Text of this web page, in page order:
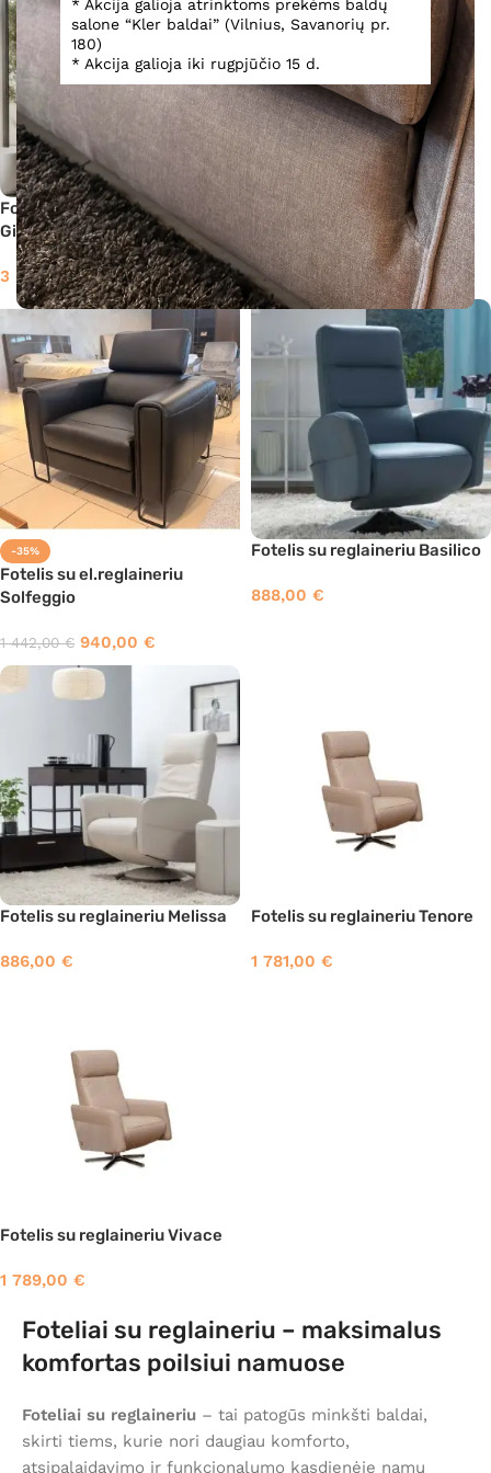
* Akcija galioja atrinktoms prekėms baldų
salone “Kler baldai” (Vilnius, Savanorių pr.
180)
* Akcija galioja iki rugpjūčio 15 d.
Fotelis su el. reglaineriu
Giannetta
3 449,00€
Fotelis su el. reglaineriu King
3 639,00€
-35%
Fotelis su el.reglaineriu
Solfeggio
1 442,00€ 940,00 €
Fotelis su reglaineriu Basilico
888,00 €
Fotelis su reglaineriu Melissa
886,00 €
Fotelis su reglaineriu Tenore
1 781,00 €
Fotelis su reglaineriu Vivace
1 789,00 €
Foteliai su reglaineriu – maksimalus
komfortas poilsiui namuose
Foteliai su reglaineriu – tai patogūs minkšti baldai,
skirti tiems, kurie nori daugiau komforto,
atsipalaidavimo ir funkcionalumo kasdienėje namų